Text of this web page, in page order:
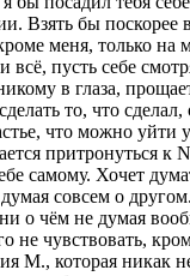
Взять бы
меня, только на
пусть себе
в глаза,
то, что
что можно уйти
притронуться к
самому. Хочет
совсем о
о чём не думая
не чувствовать,
М., которая никак